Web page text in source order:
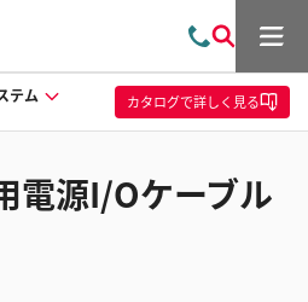
問
い
合
わ
索
メ
ュ
ー
テム カタログで詳しく見る
電源I/Oケーブル